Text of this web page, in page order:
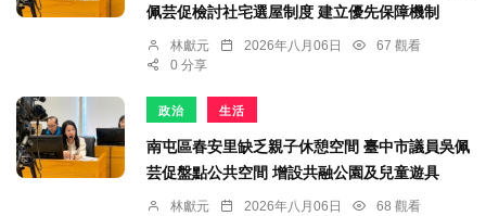
佩芸促檢討社宅選屋制度 建立優先保障機制
林獻元 2026年八月06日
67 觀看
0 分享
政治 生活
南屯區春安里缺乏親子休憩空間 臺中市議員吳佩
芸促盤點公共空間 增設共融公園及兒童遊具
林獻元 2026年八月06日
68 觀看